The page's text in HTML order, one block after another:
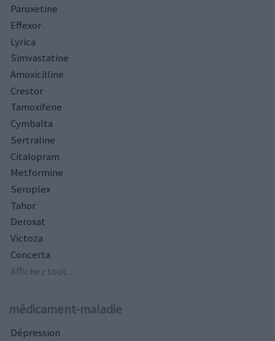
Paroxetine
Effexor
Lyrica
Simvastatine
Amoxicilline
Crestor
Tamoxifene
Cymbalta
Sertraline
Citalopram
Metformine
Seroplex
Tahor
Deroxat
Victoza
Concerta
Affichez tout...
médicament-maladie
Dépression